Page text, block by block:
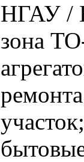
НГАУ /
зона